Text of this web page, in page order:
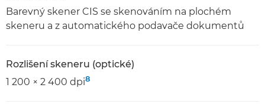
Barevný skener CIS se skenováním na plochém
skeneru a z automatického podavače dokumentů
Rozlišení skeneru (optické)
1 200 × 2 400 dpi8